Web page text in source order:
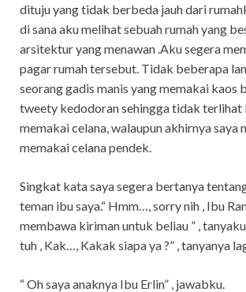
dituju yang tidak berbeda jauh dari
di sana aku melihat sebuah rumah yang
arsitektur yang menawan .Aku segera
pagar rumah tersebut. Tidak beberapa
seorang gadis manis yang memakai kaos
tweety kedodoran sehingga tidak terlihat
memakai celana, walaupun akhirnya saya
memakai celana pendek.
Singkat kata saya segera bertanya
teman ibu saya.“ Hmm…, sorry nih , Ibu
membawa kiriman untuk beliau ” ,
tuh , Kak…, Kakak siapa ya ?” , tanyanya
“ Oh saya anaknya Ibu Erlin” , jawabku.